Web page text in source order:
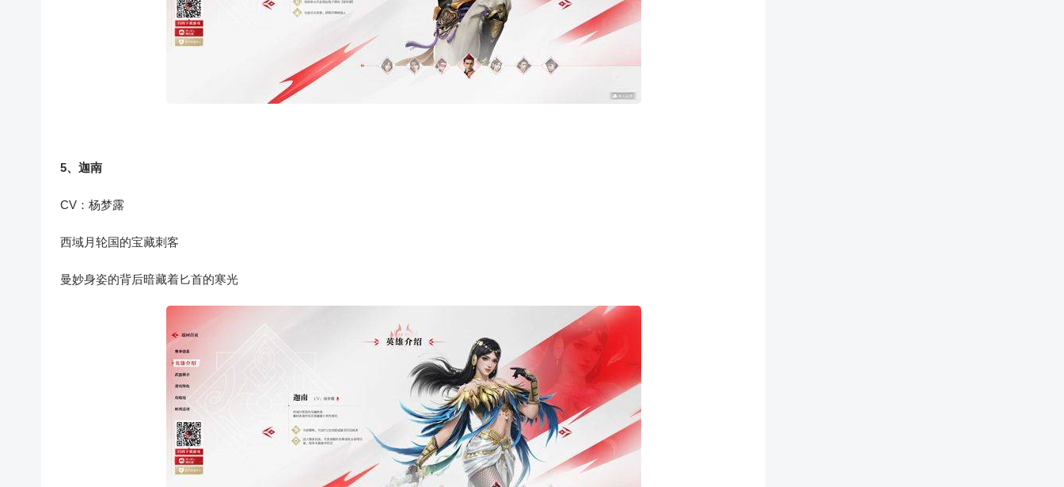
5、迦南
CV：杨梦露
西域月轮国的宝藏刺客
曼妙身姿的背后暗藏着匕首的寒光